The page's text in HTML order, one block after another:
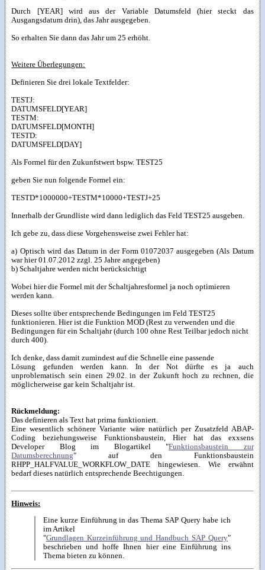
Durch [YEAR] wird aus der Variable Datumsfeld (hier steckt das
Ausgangsdatum drin), das Jahr ausgegeben.
So erhalten Sie dann das Jahr um 25 erhöht.
Weitere Überlegungen:
Definieren Sie drei lokale Textfelder:
TESTJ:
DATUMSFELD[YEAR]
TESTM:
DATUMSFELD[MONTH]
TESTD:
DATUMSFELD[DAY]
Als Formel für den Zukunfstwert bspw. TEST25
geben Sie nun folgende Formel ein:
TESTD*1000000+TESTM*10000+TESTJ+25
Innerhalb der Grundliste wird dann lediglich das Feld TEST25 ausgeben.
Ich gebe zu, dass diese Vorgehensweise zwei Fehler hat:
a) Optisch wird das Datum in der Form 01072037 ausgegeben (Als Datum
war hier 01.07.2012 zzgl. 25 Jahre angegeben)
b) Schaltjahre werden nicht berücksichtigt
Wobei hier die Formel mit der Schaltjahresformel ja noch optimieren
werden kann.
Dieses sollte über entsprechende Bedingungen im Feld TEST25
funktionieren. Hier ist die Funktion MOD (Rest zu verwenden und die
Bedingungen für ein Schaltjahr (durch 100 ohne Rest Teilbar jedoch nicht
durch 400).
Ich denke, dass damit zumindest auf die Schnelle eine passende
Lösung gefunden werden kann. In der Not dürfte es ja auch
unproblematisch sein einen 29.02. in der Zukunft hoch zu rechnen, die
möglicherweise gar kein Schaltjahr ist.
Rückmeldung:
Das definieren als Text hat prima funktioniert.
Eine wesentlich schönere Variante wäre natürlich per Zusatzfeld ABAP-
Coding beziehungsweise Funktionsbaustein, Hier hat das exxsens
Developer Blog im Blogartikel "Funktionsbaustein zur
Datumsberechnung" auf den Funktionsbaustein
RHPP_HALFVALUE_WORKFLOW_DATE hingewiesen. Wie erwähnt
bedarf dieses natürlich entsprechende Beechtigungen.
Hinweis:
Eine kurze Einführung in das Thema SAP Query habe ich
im Artikel
"Grundlagen Kurzeinführung und Handbuch SAP Query"
beschrieben und hoffe Ihnen hier eine Einführung ins
Thema bieten zu können.